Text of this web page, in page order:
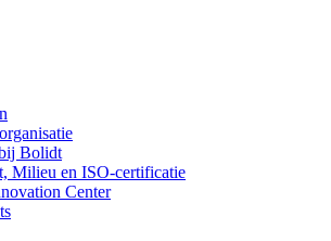
Bolidt
Milieu en ISO-certificatie
Center